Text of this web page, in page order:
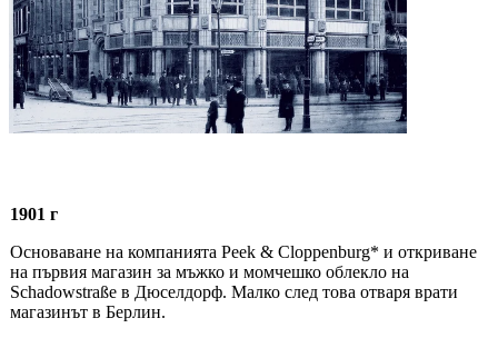
1901 г
Основаване на компанията Peek & Cloppenburg* и откриване
на първия магазин за мъжко и момчешко облекло на
Schadowstraße в Дюселдорф. Малко след това отваря врати
магазинът в Берлин.